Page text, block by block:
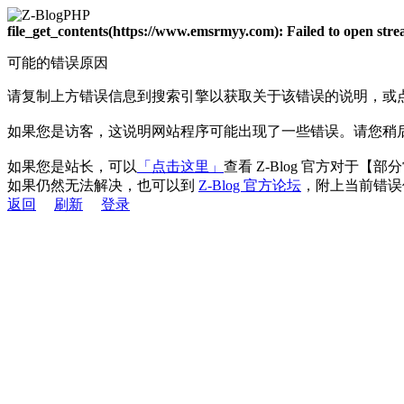
file_get_contents(https://www.emsrmyy.com): Failed to open
可能的错误原因
请复制上方错误信息到搜索引擎以获取关于该错误的说明，或
如果您是访客，这说明网站程序可能出现了一些错误。请您稍
如果您是站长，可以 「点击这里」 查看 Z-Blog 官方对于【部
如果仍然无法解决，也可以到 Z-Blog 官方论坛 ，附上当前错
返回
刷新 登录